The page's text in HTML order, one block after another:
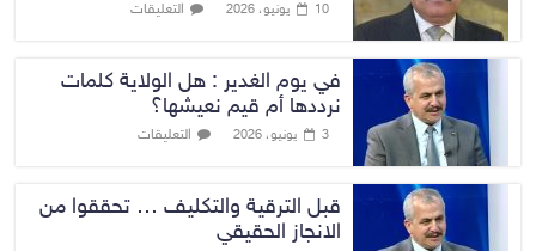
10 يونيو، 2026 التعليقات
في يوم الغدير : هل الولاية كلمات
نرددها أم قيم نعيشها؟
3 يونيو، 2026 التعليقات
قبل الترقية والتكليف … تحققوا من
الانجاز الحقيقي